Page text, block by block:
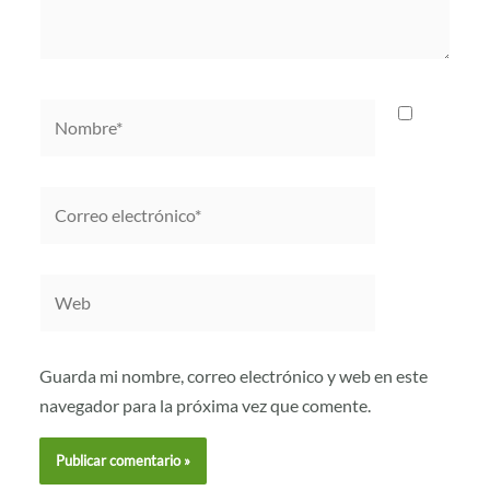
electrónico*
Guarda mi nombre, correo electrónico y web en este
navegador para la próxima vez que comente.